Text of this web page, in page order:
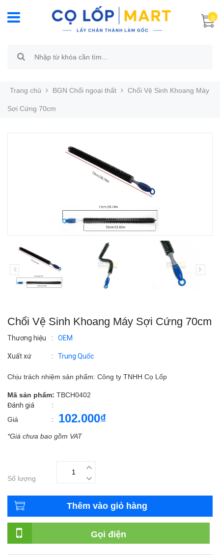
0
Trang chủ BGN Chổi ngoại thất Chổi Vệ Sinh Khoang Máy
Sợi Cứng 70cm
Chổi Vệ Sinh Khoang Máy Sợi Cứng 70cm
Thương hiệu : OEM
Xuất xứ : Trung Quốc
Chịu trách nhiệm sản phẩm: Công ty TNHH Cọ Lốp
Mã sản phẩm: TBCH0402
Đánh giá
:
Giá
: 102.000₫
*Giá chưa bao gồm VAT
Số lượng
Thêm vào giỏ hàng
Gọi điện